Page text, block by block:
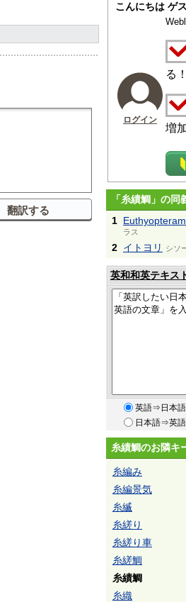
こんにちは ゲ
ログイン
る！
増
「糸績鯛」の
1
ラス
2 イトヨリ シソ
英和和英テキス
英語⇒日本語
日本語⇒英語
糸績鯛のお隣キ
糸編み
糸編景気
糸縅
糸縒り
糸縒り車
糸縒鯛
糸績鯛
糸織